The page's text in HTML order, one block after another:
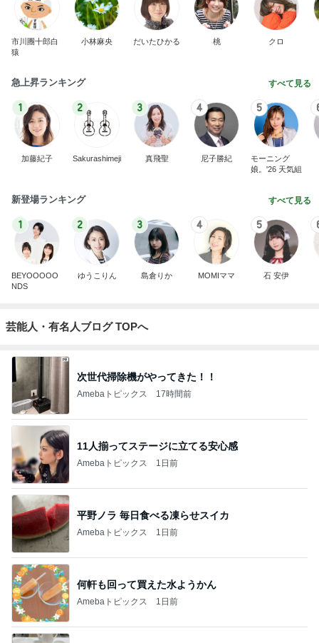
市川團十郎白
猿
小林麻央 だいたひかる 桃 クロ
急上昇ランキング すべて見る
1
加藤紀子
2
Sakurashimeji
3
真飛聖
4
尼子勝紀
5
モーニング
娘。'26 天気組
新登場ランキング すべて見る
1
BEYOOOOO
NDS
2
ゆうこりん
3
島倉りか
4
MOMIママ
5
石 安伊
芸能人・有名人ブログ TOPへ
次世代掃除機がやってきた！！
Amebaトピックス 17時間前
11人揃ってステージに立てる安心感
Amebaトピックス 1日前
平野ノラ 毎日食べる凍らせスイカ
Amebaトピックス 1日前
何軒も回って買えた水ようかん
Amebaトピックス 1日前